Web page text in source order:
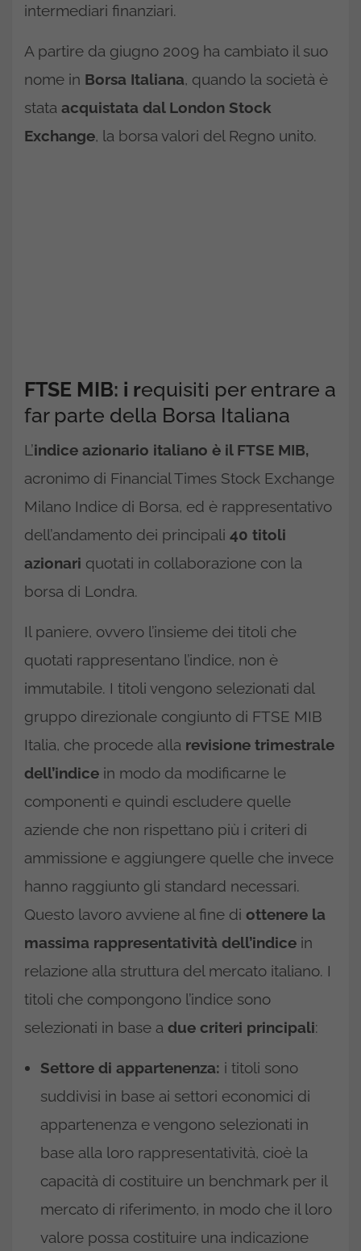
intermediari finanziari.
A partire da giugno 2009 ha cambiato il suo
nome in Borsa Italiana, quando la società è
stata acquistata dal London Stock
Exchange, la borsa valori del Regno unito.
FTSE MIB: i requisiti per entrare a
far parte della Borsa Italiana
L’indice azionario italiano è il FTSE MIB,
acronimo di Financial Times Stock Exchange
Milano Indice di Borsa, ed è rappresentativo
dell’andamento dei principali 40 titoli
azionari quotati in collaborazione con la
borsa di Londra.
Il paniere, ovvero l’insieme dei titoli che
quotati rappresentano l’indice, non è
immutabile. I titoli vengono selezionati dal
gruppo direzionale congiunto di FTSE MIB
Italia, che procede alla revisione trimestrale
dell’indice in modo da modificarne le
componenti e quindi escludere quelle
aziende che non rispettano più i criteri di
ammissione e aggiungere quelle che invece
hanno raggiunto gli standard necessari.
Questo lavoro avviene al fine di ottenere la
massima rappresentatività dell’indice in
relazione alla struttura del mercato italiano. I
titoli che compongono l’indice sono
selezionati in base a due criteri principali:
Settore di appartenenza: i titoli sono
suddivisi in base ai settori economici di
appartenenza e vengono selezionati in
base alla loro rappresentatività, cioè la
capacità di costituire un benchmark per il
mercato di riferimento, in modo che il loro
valore possa costituire una indicazione